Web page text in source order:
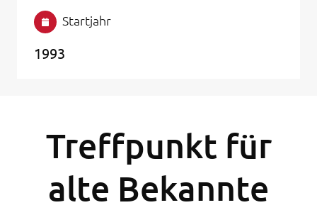
Startjahr
1993
Treffpunkt für
alte Bekannte